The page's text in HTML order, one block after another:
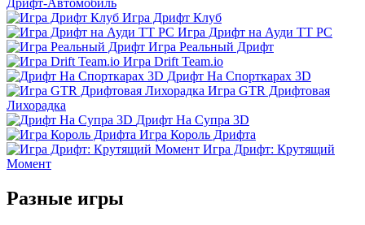
Дрифт-Автомобиль
Игра Дрифт Клуб
Игра Дрифт на Ауди ТТ РС
Игра Реальный Дрифт
Игра Drift Team.io
Дрифт На Спорткарах 3D
Игра GTR Дрифтовая
Лихорадка
Дрифт На Супра 3D
Игра Король Дрифта
Игра Дрифт: Крутящий
Момент
Разные игры